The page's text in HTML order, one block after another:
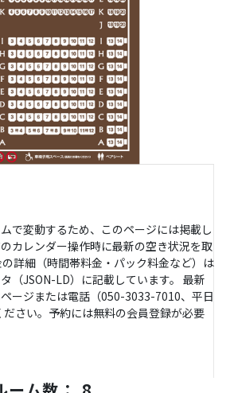
で変動するため、このページには掲載し
カレンダー操作時に最新の空き状況を取
詳細（時間帯料金・パック料金など）は
（JSON-LD）に記載しています。 最新
ージまたは電話（050-3033-7010、平日
さい。予約には無料の会員登録が必要